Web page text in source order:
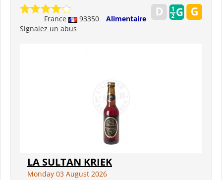
France 93350
Alimentaire
Signalez un abus
LA SULTAN KRIEK
Monday 03 August 2026